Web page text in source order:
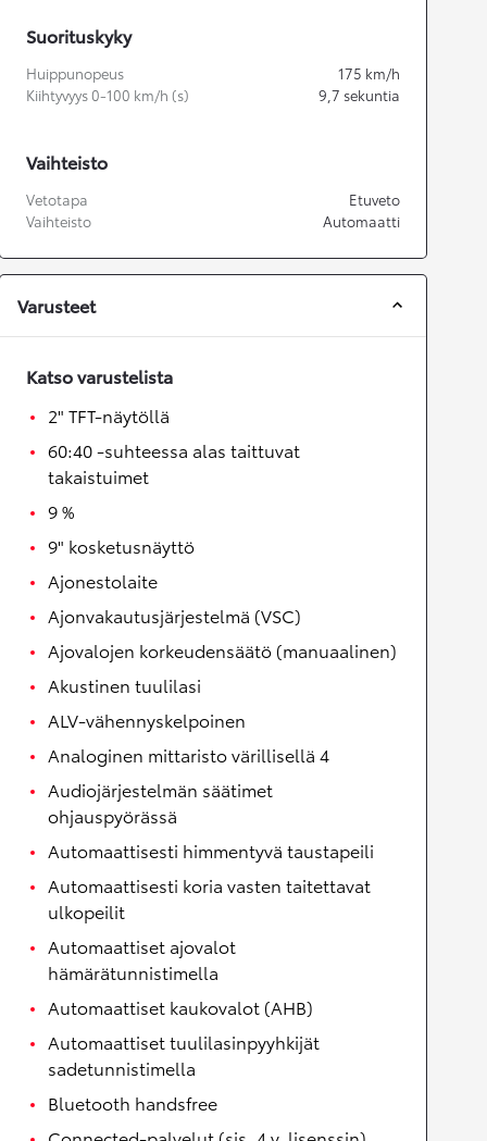
Suorituskyky
Huippunopeus 175 km/h
Kiihtyvyys 0-100 km/h (s)
9,7 sekuntia
Vaihteisto
Vetotapa
Etuveto
Vaihteisto
Automaatti
Varusteet
Katso varustelista
2" TFT-näytöllä
60:40 -suhteessa alas taittuvat
takaistuimet
9 %
9" kosketusnäyttö
Ajonestolaite
Ajonvakautusjärjestelmä (VSC)
Ajovalojen korkeudensäätö (manuaalinen)
Akustinen tuulilasi
ALV-vähennyskelpoinen
Analoginen mittaristo värillisellä 4
Audiojärjestelmän säätimet
ohjauspyörässä
Automaattisesti himmentyvä taustapeili
Automaattisesti koria vasten taitettavat
ulkopeilit
Automaattiset ajovalot
hämärätunnistimella
Automaattiset kaukovalot (AHB)
Automaattiset tuulilasinpyyhkijät
sadetunnistimella
Bluetooth handsfree